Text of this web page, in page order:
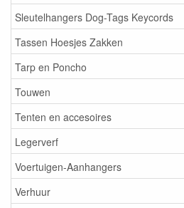
Sleutelhangers Dog-Tags Keycords
Tassen Hoesjes Zakken
Tarp en Poncho
Touwen
Tenten en accesoires
Legerverf
Voertuigen-Aanhangers
Verhuur